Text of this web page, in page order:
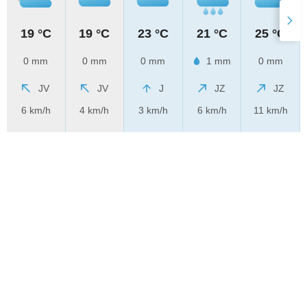
19 °C
0 mm
JV
6 km/h
19 °C
0 mm
JV
4 km/h
23 °C
0 mm
J
3 km/h
21 °C
1 mm
JZ
6 km/h
25 °C
0 mm
JZ
11 km/h